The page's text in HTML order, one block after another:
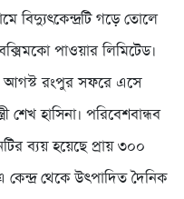
বিদ্যুৎকেন্দ্রটি গড়ে তোলে
পাওয়ার লিমিটেড।
আগস্ট রংপুর সফরে এসে
শেখ হাসিনা। পরিবেশবান্ধব
ব্যয় হয়েছে প্রায় ৩০০
থেকে উৎপাদিত দৈনিক